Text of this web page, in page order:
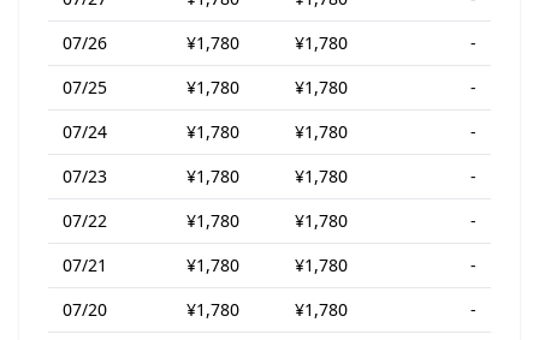
07/26
¥1,780 ¥1,780
-
07/25
¥1,780 ¥1,780
-
07/24
¥1,780 ¥1,780
-
07/23
¥1,780 ¥1,780
-
07/22
¥1,780 ¥1,780
-
07/21
¥1,780 ¥1,780
-
07/20
¥1,780 ¥1,780
-